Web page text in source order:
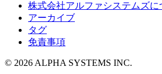
株式会社アルファシステムズに
アーカイブ
タグ
免責事項
© 2026 ALPHA SYSTEMS INC.